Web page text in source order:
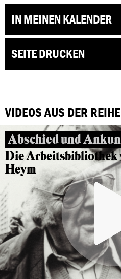
IN MEINEN KALENDER
SEITE DRUCKEN
VIDEOS AUS DER
Abschied und
Die Arbeitsbibliothek
Heym